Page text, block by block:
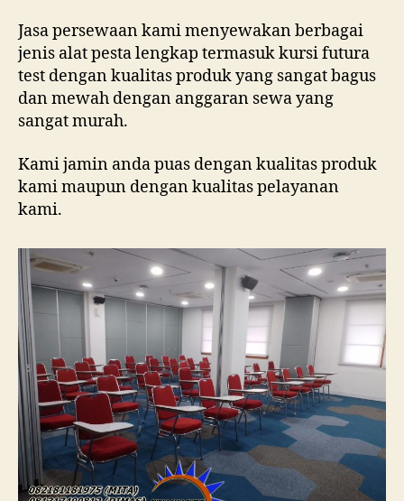
Jasa persewaan kami menyewakan berbagai
jenis alat pesta lengkap termasuk kursi futura
test dengan kualitas produk yang sangat bagus
dan mewah dengan anggaran sewa yang
sangat murah.
Kami jamin anda puas dengan kualitas produk
kami maupun dengan kualitas pelayanan
kami.